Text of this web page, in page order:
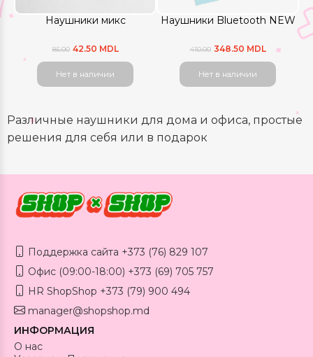
Наушники микс
85.00 42.50 MDL
Нет в наличии
Наушники Bluetooth NEW
410.00 348.50 MDL
Нет в наличии
Различные наушники для дома и офиса, простые
решения для себя или в подарок
Поддержка сайта +373 (76) 829 107
Офис (09:00-18:00) +373 (69) 705 757
HR ShopShop +373 (79) 900 494
manager@shopshop.md
ИНФОРМАЦИЯ
О нас